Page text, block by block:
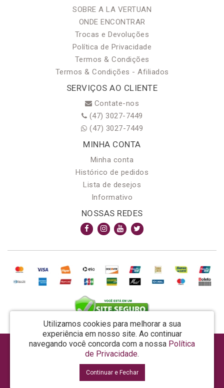
SOBRE A LA VERTUAN
ONDE ENCONTRAR
Trocas e Devoluções
Política de Privacidade
Termos & Condições
Termos & Condições - Afiliados
SERVIÇOS AO CLIENTE
Contate-nos
(47) 3027-7449
(47) 3027-7449
MINHA CONTA
Minha conta
Histórico de pedidos
Lista de desejos
Informativo
NOSSAS REDES
Utilizamos cookies para melhorar a sua
experiência em nosso site. Ao continuar
navegando você concorda com a nossa Política
de Privacidade.
Continuar e Fechar
AROMA & MAGIA MANUF DE PROD COSMECEUTICOS LTDA EPP - CNPJ: 81.362.295/0001-48
Rua da Prosperidade, 480 - Araquari - SC - CEP: 89245-000
La Vertuan © 2026